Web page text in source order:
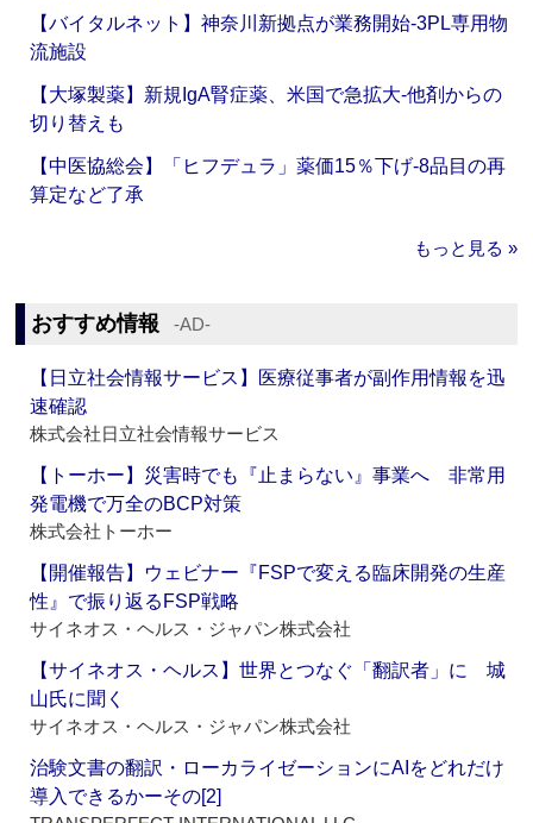
【バイタルネット】神奈川新拠点が業務開始‐3PL専用物
流施設
【大塚製薬】新規IgA腎症薬、米国で急拡大‐他剤からの
切り替えも
【中医協総会】「ヒフデュラ」薬価15％下げ‐8品目の再
算定など了承
もっと見る »
おすすめ情報 ‐AD‐
【日立社会情報サービス】医療従事者が副作用情報を迅
速確認
株式会社日立社会情報サービス
【トーホー】災害時でも『止まらない』事業へ 非常用
発電機で万全のBCP対策
株式会社トーホー
【開催報告】ウェビナー『FSPで変える臨床開発の生産
性』で振り返るFSP戦略
サイネオス・ヘルス・ジャパン株式会社
【サイネオス・ヘルス】世界とつなぐ「翻訳者」に 城
山氏に聞く
サイネオス・ヘルス・ジャパン株式会社
治験文書の翻訳・ローカライゼーションにAIをどれだけ
導入できるかーその[2]